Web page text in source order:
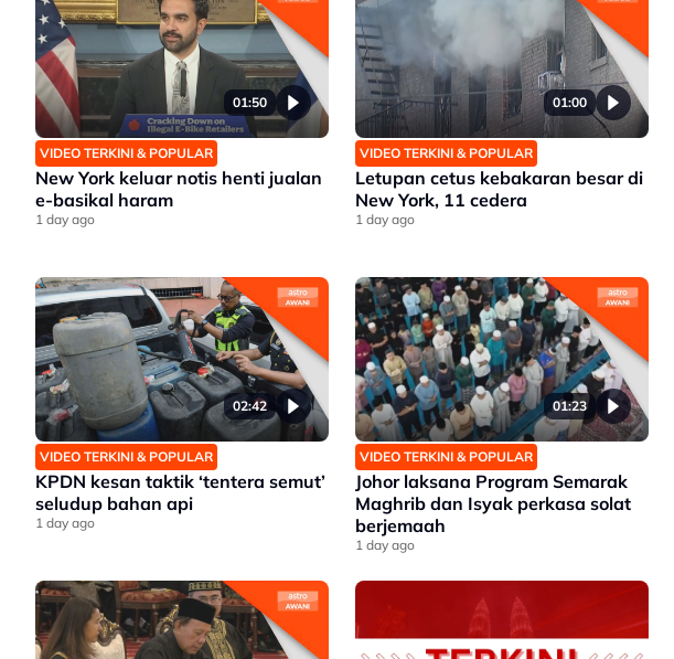
01:50
VIDEO TERKINI & POPULAR
New York keluar notis henti jualan
e-basikal haram
1 day ago
01:00
VIDEO TERKINI & POPULAR
Letupan cetus kebakaran besar di
New York, 11 cedera
1 day ago
02:42
VIDEO TERKINI & POPULAR
KPDN kesan taktik ‘tentera semut’
seludup bahan api
1 day ago
01:23
VIDEO TERKINI & POPULAR
Johor laksana Program Semarak
Maghrib dan Isyak perkasa solat
berjemaah
1 day ago